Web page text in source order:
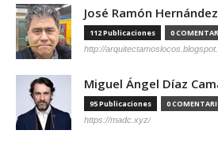
José Ramón
112 Publicaciones 0
http://
Miguel Ángel Díaz
95 Publicaciones 0
https://madc.xyz/